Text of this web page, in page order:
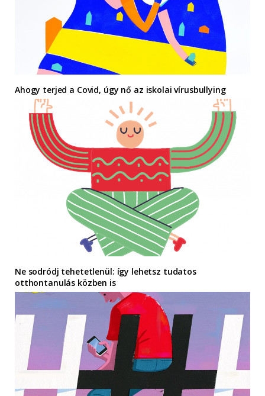
Ahogy terjed a Covid, úgy nő az iskolai vírusbullying
Ne sodródj tehetetlenül: így lehetsz tudatos
otthontanulás közben is